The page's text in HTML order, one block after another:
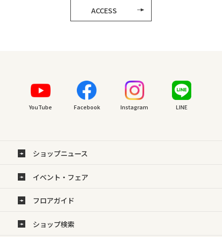
ACCESS
YouTube Facebook Instagram LINE
ショップニュース
イベント・フェア
フロアガイド
ショップ検索